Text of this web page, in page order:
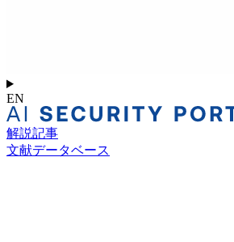
EN
解説記事
文献データベース